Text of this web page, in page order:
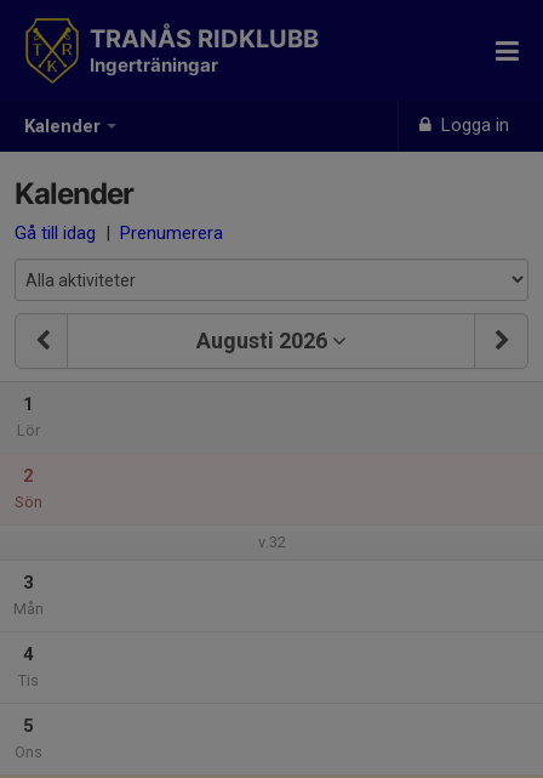
Kalender Logga in
TRANÅS RIDKLUBB
Ingerträningar
Kalender
Gå till idag | Prenumerera
Augusti 2026
1
Lör
2
Sön
v.32
3
Mån
4
Tis
5
Ons